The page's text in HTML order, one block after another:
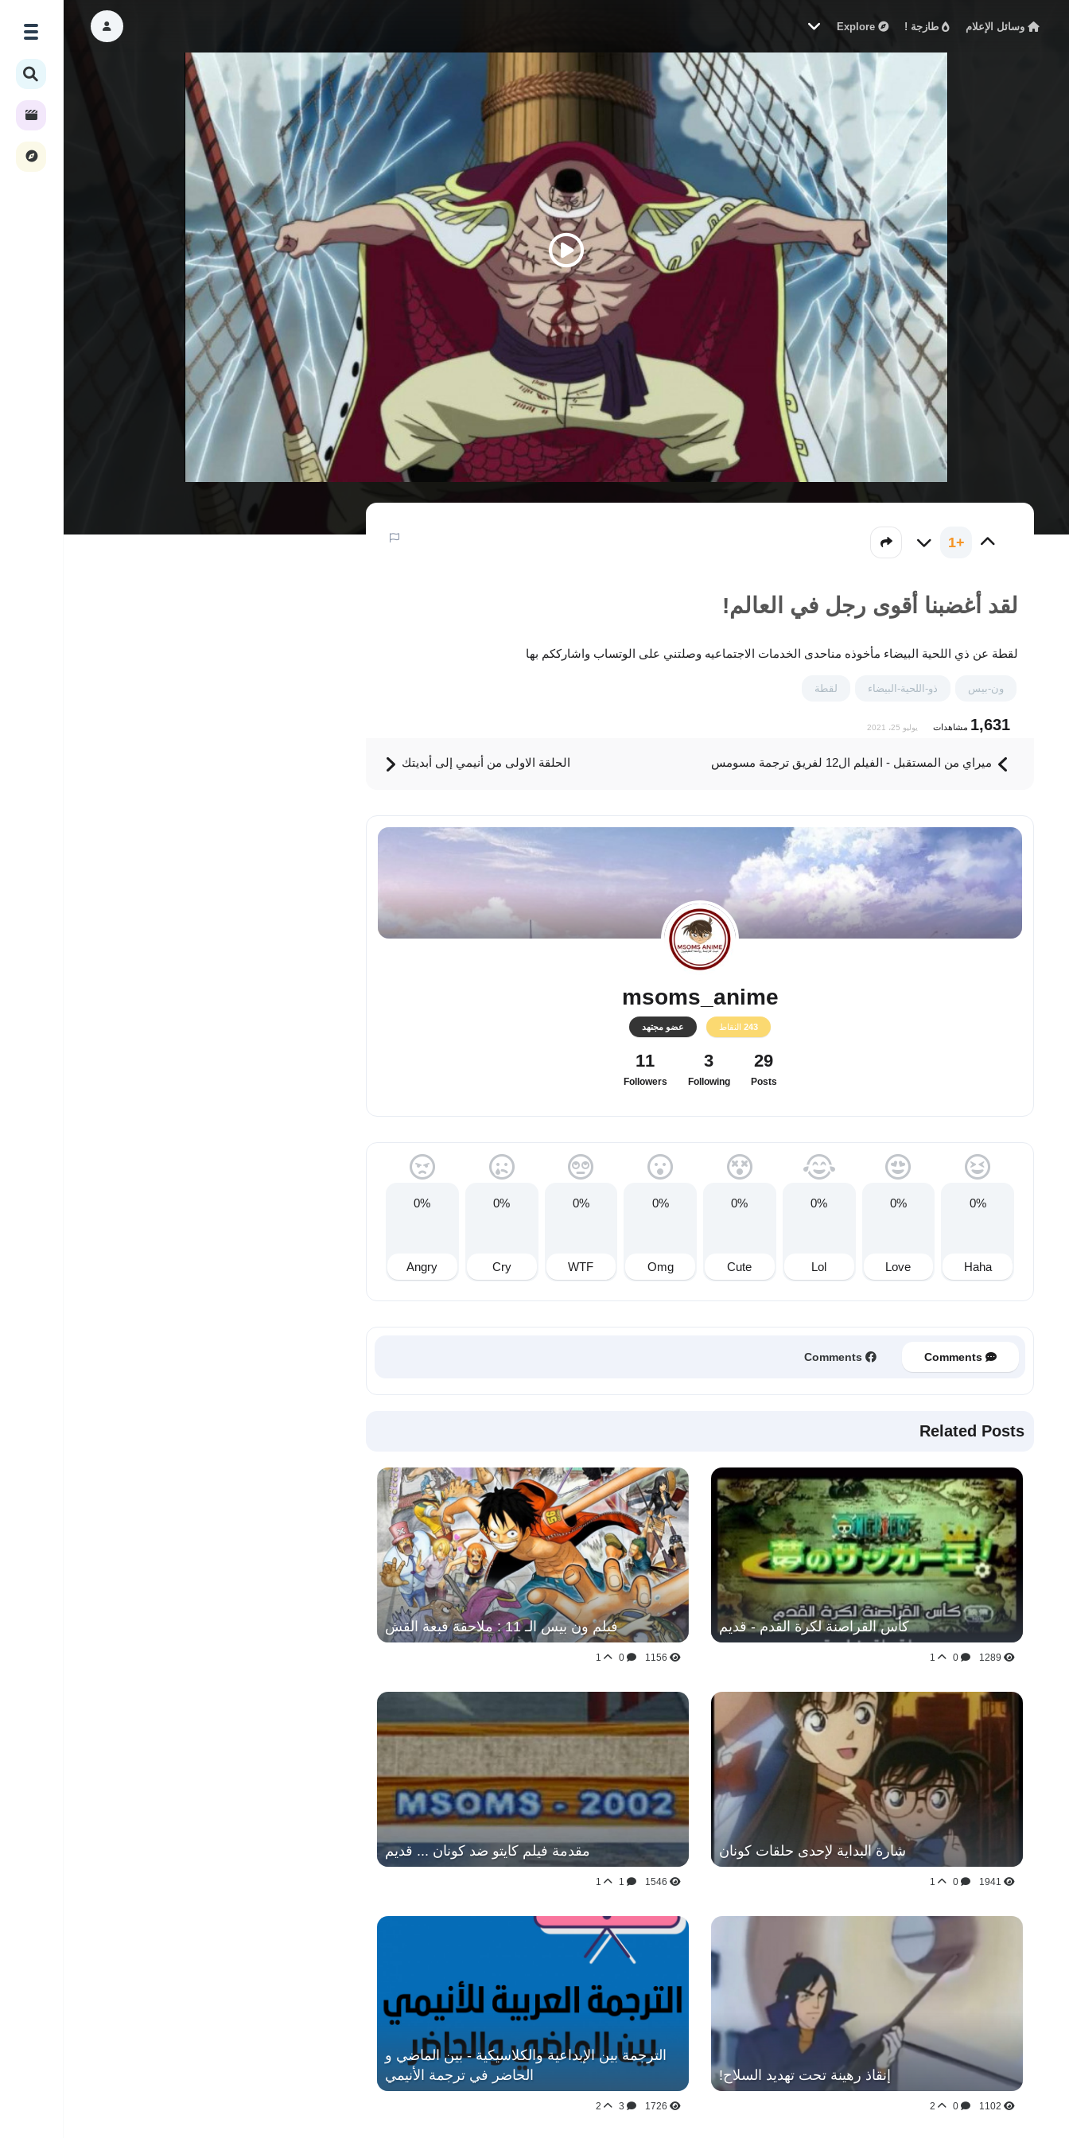
وسائل الإعلام طازجة ! Explore
Play
Video
+1
لقد أغضبنا أقوى رجل في العالم!
لقطة عن ذي اللحية البيضاء مأخوذه مناحدى الخدمات الاجتماعيه وصلتني على الوتساب واشارككم بها
ون-بيس ذو-اللحية-البيضاء لقطة
1,631 مشاهدات يوليو 25، 2021
ميراي من المستقبل - الفيلم ال12 لفريق ترجمة مسومس الحلقة الاولى من أنيمي إلى أبديتك
msoms_anime
243 النقاط عضو مجتهد
29
Posts
3
Following
11
Followers
0%
Haha
0%
Love
0%
Lol
0%
Cute
0%
Omg
0%
WTF
0%
Cry
0%
Angry
Related Posts
كأس القراصنة لكرة القدم - قديم
0
فبلم ون بيس الـ 11 : ملاحقة قبعة القش
0
شارة البداية لإحدى حلقات كونان
0
مقدمة فيلم كايتو ضد كونان ... قديم
إنقاذ رهينة تحت تهديد السلاح!
0
الترجمة بين الإبداعية والكلاسيكية - بين الماضي و
الحاضر في ترجمة الأنيمي